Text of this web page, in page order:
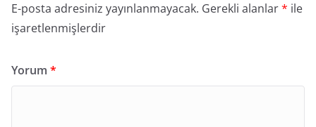
E-posta adresiniz yayınlanmayacak. Gerekli alanlar* ile
işaretlenmişlerdir
Yorum *